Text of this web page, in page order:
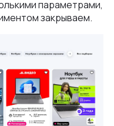
параметрами,
закрываем.